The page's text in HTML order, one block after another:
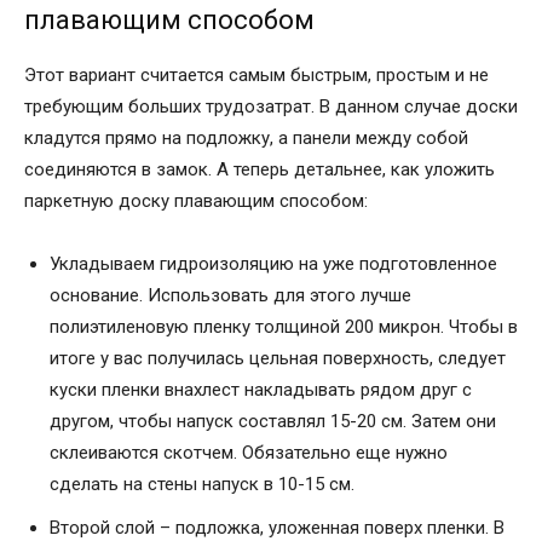
плавающим способом
Этот вариант считается самым быстрым, простым и не
требующим больших трудозатрат. В данном случае доски
кладутся прямо на подложку, а панели между собой
соединяются в замок. А теперь детальнее, как уложить
паркетную доску плавающим способом:
Укладываем гидроизоляцию на уже подготовленное
основание. Использовать для этого лучше
полиэтиленовую пленку толщиной 200 микрон. Чтобы в
итоге у вас получилась цельная поверхность, следует
куски пленки внахлест накладывать рядом друг с
другом, чтобы напуск составлял 15-20 см. Затем они
склеиваются скотчем. Обязательно еще нужно
сделать на стены напуск в 10-15 см.
Второй слой – подложка, уложенная поверх пленки. В